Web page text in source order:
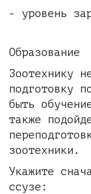
- уровень
Образование
Зоотехнику
подготовку
быть
также
зоотехники.
Укажите
ссузе: